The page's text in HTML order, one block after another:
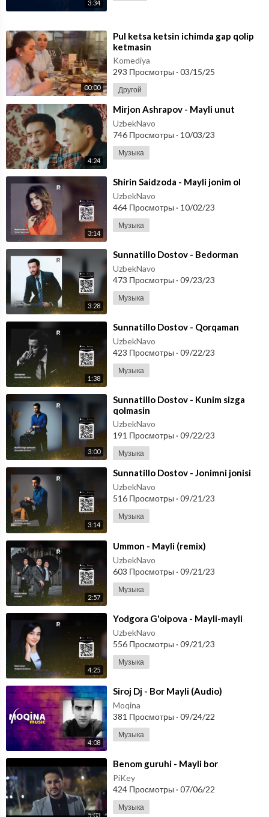
3:34
00:00
⁣Pul ketsa ketsin ichimda gap qolip
ketmasin
Komediya
293 Просмотры · 03/15/25
Другой
4:24
⁣Mirjon Ashrapov - Mayli unut
UzbekNavo
746 Просмотры · 10/03/23
Музыка
3:14
⁣Shirin Saidzoda - Mayli jonim ol
UzbekNavo
464 Просмотры · 10/02/23
Музыка
3:28
⁣Sunnatillo Dostov - Bedorman
UzbekNavo
473 Просмотры · 09/23/23
Музыка
1:38
⁣Sunnatillo Dostov - Qorqaman
UzbekNavo
423 Просмотры · 09/22/23
Музыка
3:00
⁣Sunnatillo Dostov - Kunim sizga
qolmasin
UzbekNavo
191 Просмотры · 09/22/23
Музыка
3:14
⁣Sunnatillo Dostov - Jonimni jonisi
UzbekNavo
516 Просмотры · 09/21/23
Музыка
2:57
⁣Ummon - Mayli (remix)
UzbekNavo
603 Просмотры · 09/21/23
Музыка
4:25
⁣Yodgora G'oipova - Mayli-mayli
UzbekNavo
556 Просмотры · 09/21/23
Музыка
4:08
⁣Siroj Dj - Bor Mayli (Audio)
Moqina
381 Просмотры · 09/24/22
Музыка
5:03
⁣Benom guruhi - Mayli bor
PiKey
424 Просмотры · 07/06/22
Музыка